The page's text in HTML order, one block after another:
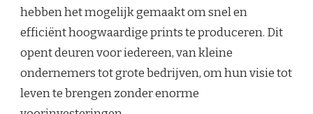
hebben het mogelijk gemaakt om snel en
efficiënt hoogwaardige prints te produceren. Dit
opent deuren voor iedereen, van kleine
ondernemers tot grote bedrijven, om hun visie tot
leven te brengen zonder enorme